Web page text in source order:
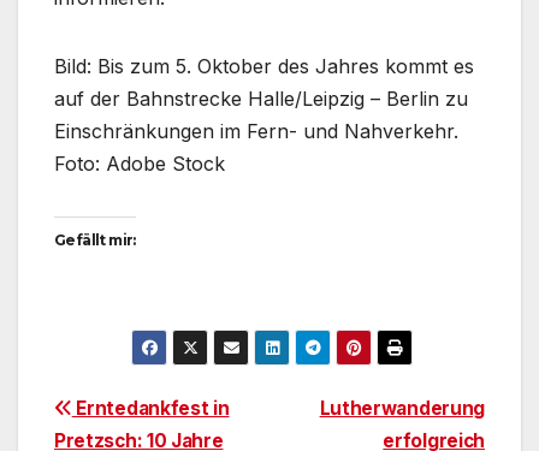
Bild: Bis zum 5. Oktober des Jahres kommt es
auf der Bahnstrecke Halle/Leipzig – Berlin zu
Einschränkungen im Fern- und Nahverkehr.
Foto: Adobe Stock
Gefällt mir:
BeitragsnavigationLutherwanderung
erfolgreich
Erntedankfest in
Pretzsch: 10 Jahre